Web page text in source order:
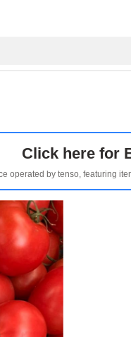
Click here for
operated by tenso, featuring